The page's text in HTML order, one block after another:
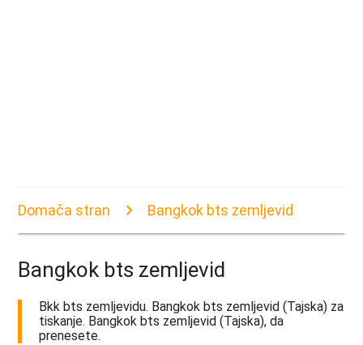
Domača stran Bangkok bts zemljevid
Bangkok bts zemljevid
Bkk bts zemljevidu. Bangkok bts zemljevid (Tajska) za
tiskanje. Bangkok bts zemljevid (Tajska), da
prenesete.